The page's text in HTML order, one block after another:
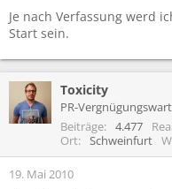
Je nach Verfassung werd
Start sein.
Toxicity
PR-Vergnügungswart
Beiträge 4.477
Ort
Schweinfurt
19. Mai 2010